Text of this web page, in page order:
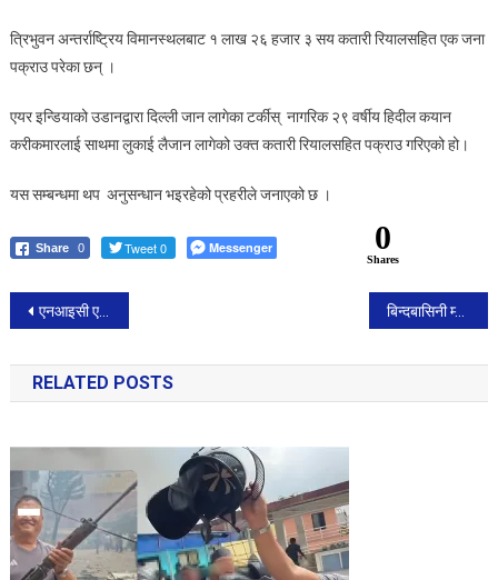
त्रिभुवन
जना
पक्राउ
त्रिभुवन अन्तर्राष्ट्रिय विमानस्थलबाट १ लाख २६ हजार ३ सय कतारी रियालसहित एक जना
पक्राउ परेका छन् ।
एयर इन्डियाको उडानद्वारा दिल्ली जान लागेका टर्कीस् नागरिक २९ वर्षीय हिदील कयान
करीकमारलाई साथमा लुकाई लैजान लागेको उक्त कतारी रियालसहित पक्राउ गरिएको हो।
यस सम्बन्धमा थप अनुसन्धान भइरहेको प्रहरीले जनाएको छ ।
Share 0 Tweet 0 Messenger 0
Shares
Post
navigation
एनआइसी एसिया बैक बिरगंज शाखालाई ११ हजार जरिवाना बिन्दबासिनी म्युजिकका सञ्चालक रेग्मी बिमानस्थलवाट पक्राउ
RELATED POSTS